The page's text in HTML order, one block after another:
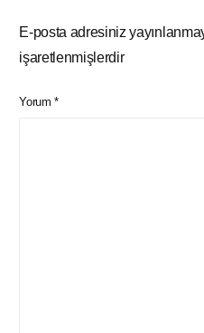
E-posta adresiniz
işaretlenmişlerdir
Yorum*